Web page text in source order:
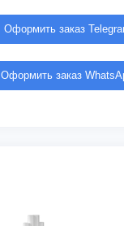
Оформить заказ
Оформить заказ